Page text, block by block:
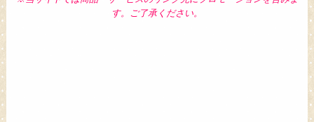
す。ご了承ください。